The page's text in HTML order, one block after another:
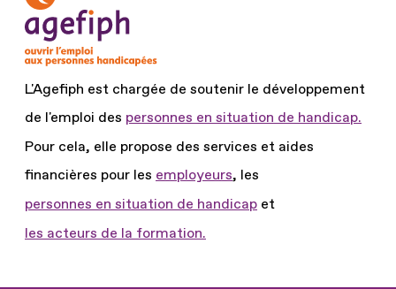
L'Agefiph est chargée de soutenir le développement
de l'emploi des personnes en situation de handicap.
Pour cela, elle propose des services et aides
financières pour les employeurs, les
personnes en situation de handicap et
les acteurs de la formation.